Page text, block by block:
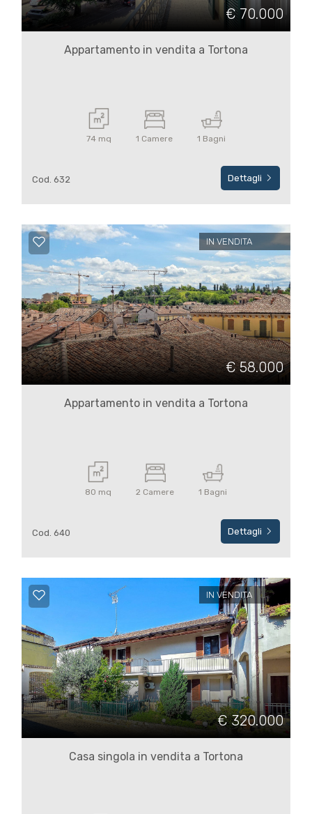
€ 70.000
Appartamento in vendita a Tortona
74 mq 1 Camere 1 Bagni
Cod. 632 Dettagli
IN VENDITA
€ 58.000
Appartamento in vendita a Tortona
80 mq 2 Camere 1 Bagni
Cod. 640 Dettagli
IN VENDITA
€ 320.000
Casa singola in vendita a Tortona
Bagni
minimi
4
5
5+
Camere
minime
3
4
Altre
opzioni